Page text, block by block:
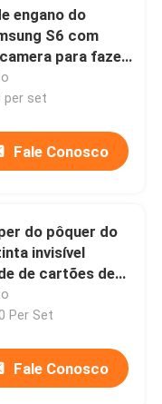
engano do
S6 com
para fazer
per set
Fale Conosco
do pôquer do
invisível
de cartões de
de Texas
Per Set
Fale Conosco